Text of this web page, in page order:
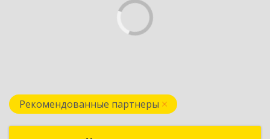
Рекомендованные партнеры